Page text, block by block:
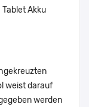
Akku
weist darauf
werden